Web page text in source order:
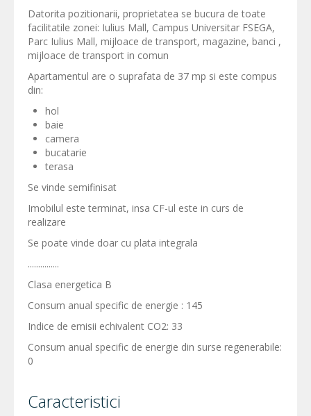
Datorita pozitionarii, proprietatea se bucura de toate
facilitatile zonei: Iulius Mall, Campus Universitar FSEGA,
Parc Iulius Mall, mijloace de transport, magazine, banci ,
mijloace de transport in comun
Apartamentul are o suprafata de 37 mp si este compus
din:
hol
baie
camera
bucatarie
terasa
Se vinde semifinisat
Imobilul este terminat, insa CF-ul este in curs de
realizare
Se poate vinde doar cu plata integrala
...............
Clasa energetica B
Consum anual specific de energie : 145
Indice de emisii echivalent CO2: 33
Consum anual specific de energie din surse regenerabile:
0
Caracteristici